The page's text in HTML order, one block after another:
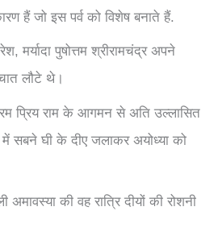
हैं जो इस पर्व को विशेष बनाते हैं.
मर्यादा पुषोत्तम श्रीरामचंद्र अपने
लौटे थे।
प्रिय राम के आगमन से अति उल्लासित
सबने घी के दीए जलाकर अयोध्या को
की वह रात्रि दीयों की रोशनी